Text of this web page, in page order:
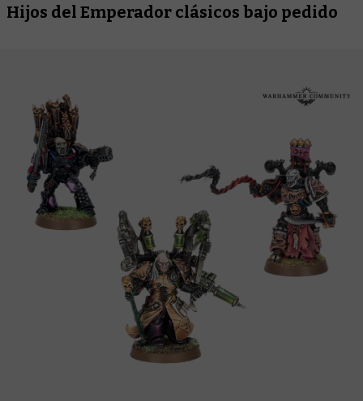
Hijos del Emperador clásicos bajo pedido